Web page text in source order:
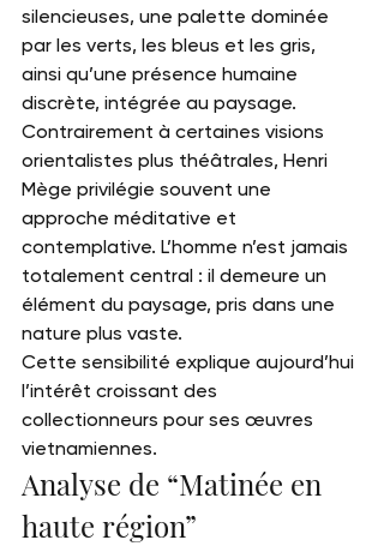
silencieuses, une palette dominée
par les verts, les bleus et les gris,
ainsi qu’une présence humaine
discrète, intégrée au paysage.
Contrairement à certaines visions
orientalistes plus théâtrales, Henri
Mège privilégie souvent une
approche méditative et
contemplative. L’homme n’est jamais
totalement central : il demeure un
élément du paysage, pris dans une
nature plus vaste.
Cette sensibilité explique aujourd’hui
l’intérêt croissant des
collectionneurs pour ses œuvres
vietnamiennes.
Analyse de “Matinée en
haute région”